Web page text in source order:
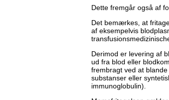
Dette fremgår også af
Det bemærkes, at
af eksempelvis
Derimod er levering af
ud fra blod eller
frembragt ved at
substanser eller
immunoglobulin).